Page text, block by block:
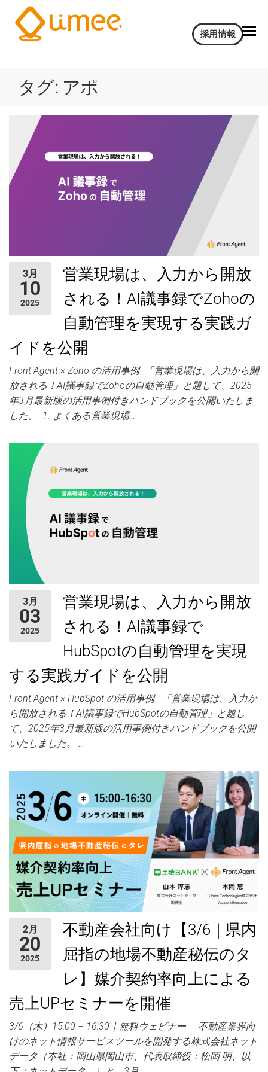
Technologies
株式会社
ン
ト
通
大
学
ン
ャ
ー
採用情報
タグ: アポ
3月
10
2025
営業現場は、入力から開放
される！AI議事録でZohoの
自動管理を実現する実践ガ
イドを公開
Front Agent × Zoho の活用事例 「営業現場は、入力から開
放される！AI議事録でZohoの自動管理」と題して、2025
年3月最新版の活用事例付きハンドブックを公開いたしま
した。 1. よくある営業現場…
3月
03
2025
営業現場は、入力から開放
される！AI議事録で
HubSpotの自動管理を実現
する実践ガイドを公開
Front Agent × HubSpot の活用事例 「営業現場は、入力か
ら開放される！AI議事録でHubSpotの自動管理」と題し
て、2025年3月最新版の活用事例付きハンドブックを公開
いたしました。 …
2月
20
2025
不動産会社向け【3/6｜県内
屈指の地場不動産秘伝のタ
レ】媒介契約率向上による
売上UPセミナーを開催
3/6（木）15:00 – 16:30｜無料ウェビナー 不動産業界向
けのネット情報サービスツールを開発する株式会社ネット
データ（本社：岡山県岡山市、代表取締役：松岡 明、以